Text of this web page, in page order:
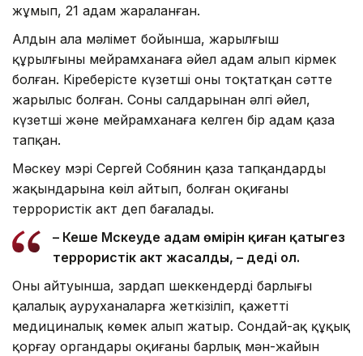
жұмып, 21 адам жараланған.
Алдын ала мәлімет бойынша, жарылғыш
құрылғыны мейрамханаға әйел адам алып кірмек
болған. Кіреберісте күзетші оны тоқтатқан сәтте
жарылыс болған. Соның салдарынан әлгі әйел,
күзетші және мейрамханаға келген бір адам қаза
тапқан.
Мәскеу мэрі Сергей Собянин қаза тапқандардың
жақындарына көңіл айтып, болған оқиғаны
террористік акт деп бағалады.
– Кеше Мәскеуде адам өмірін қиған қатыгез
террористік акт жасалды, – деді ол.
Оның айтуынша, зардап шеккендердің барлығы
қалалық ауруханаларға жеткізіліп, қажетті
медициналық көмек алып жатыр. Сондай-ақ құқық
қорғау органдары оқиғаның барлық мән-жайын